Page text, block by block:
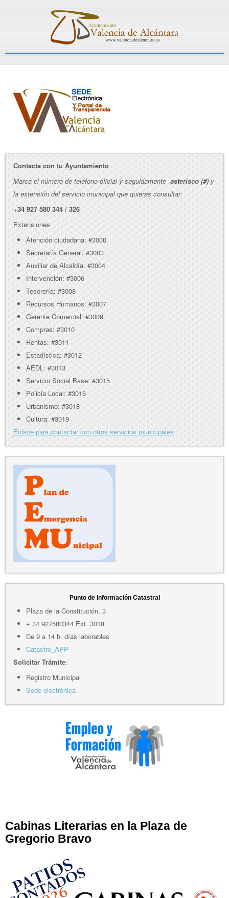
Contacta con tu Ayuntamiento
Marca el número de teléfono oficial y seguidamente asterisco (#)y
la extensión del servicio municipal que quieras consultar:
+34 927 580 344 / 326
Extensiones
Atención ciudadana: #3000
Secretaría General: #3003
Auxiliar de Alcaldía: #3004
Intervención: #3006
Tesorería: #3008
Recursos Humanos: #3007
Gerente Comercial: #3009
Compras: #3010
Rentas: #3011
Estadística: #3012
AEDL: #3013
Servicio Social Base: #3015
Policia Local: #3016
Urbanismo: #3018
Cultura: #3019
Enlace para contactar con otros servicios municipales
Punto de Información Catastral
Plaza de la Constitución, 3
+ 34 927580344 Ext. 3018
De 9 a 14 h. días laborables
Catastro_APP
Solicitar Trámite:
Registro Municipal
Sede electrónica
Cabinas Literarias en la Plaza de
Gregorio Bravo